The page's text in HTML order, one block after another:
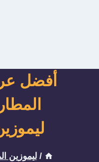
أفضل
/ ليموزين